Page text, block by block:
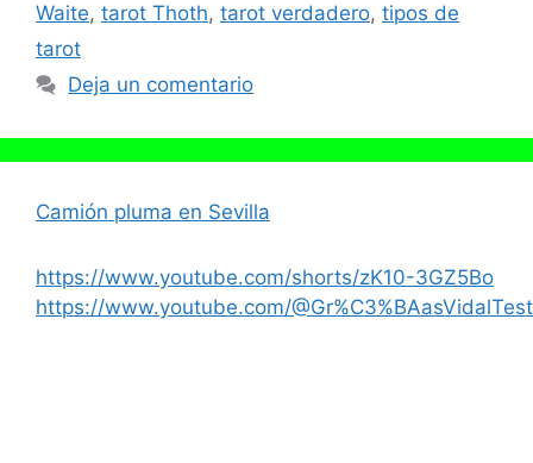
Waite, tarot Thoth, tarot verdadero, tipos de
tarot
Deja un comentario
Camión pluma en Sevilla
https://www.youtube.com/shorts/zK10-3GZ5Bo
https://www.youtube.com/